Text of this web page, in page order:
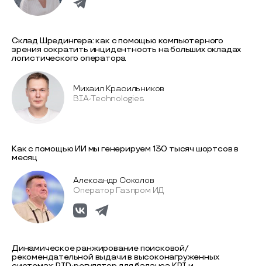
Склад Шредингера: как с помощью компьютерного
зрения сократить инцидентность на больших складах
логистического оператора
Михаил Красильников
BIA-Technologies
Как с помощью ИИ мы генерируем 130 тысяч шортсов в
месяц
Александр Соколов
Оператор Газпром ИД
Динамическое ранжирование поисковой/
рекомендательной выдачи в высоконагруженных